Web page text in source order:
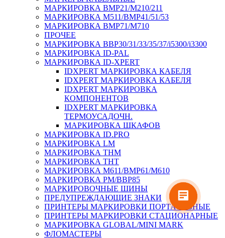
МАРКИРОВКА BMP21/M210/211
МАРКИРОВКА M511/BMP41/51/53
МАРКИРОВКА BMP71/M710
ПРОЧЕЕ
МАРКИРОВКА BBP30/31/33/35/37/i5300/i3300
МАРКИРОВКА ID-PAL
МАРКИРОВКА ID-XPERT
IDXPERT МАРКИРОВКА КАБЕЛЯ
IDXPERT МАРКИРОВКА КАБЕЛЯ
IDXPERT МАРКИРОВКА
КОМПОНЕНТОВ
IDXPERT МАРКИРОВКА
ТЕРМОУСАДОЧН.
МАРКИРОВКА ШКАФОВ
МАРКИРОВКА ID.PRO
МАРКИРОВКА LM
МАРКИРОВКА THM
МАРКИРОВКА THT
МАРКИРОВКА M611/BMP61/M610
МАРКИРОВКА PM/BBP85
МАРКИРОВОЧНЫЕ ШИНЫ
ПРЕДУПРЕЖДАЮЩИЕ ЗНАКИ
ПРИНТЕРЫ МАРКИРОВКИ ПОРТАТИВНЫЕ
ПРИНТЕРЫ МАРКИРОВКИ СТАЦИОНАРНЫЕ
МАРКИРОВКА GLOBAL/MINI MARK
ФЛОМАСТЕРЫ